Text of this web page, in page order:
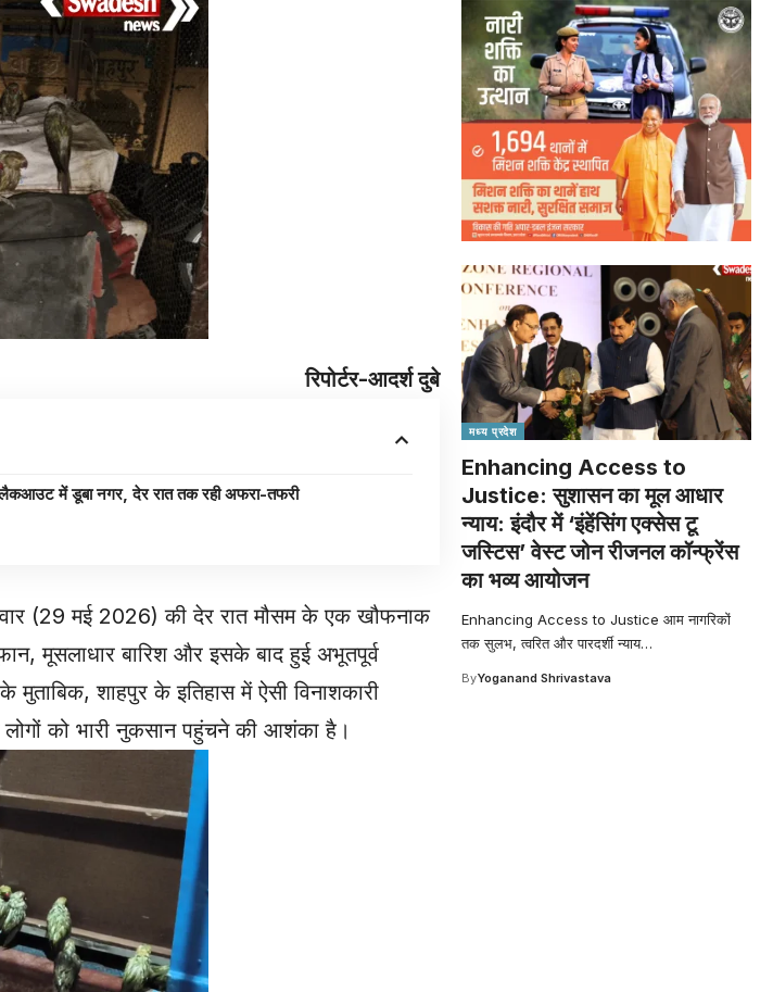
रिपोर्टर-आदर्श दुबे
में डूबा नगर, देर रात तक रही अफरा-तफरी
(29 मई 2026) की देर रात मौसम के एक खौफनाक
मूसलाधार बारिश और इसके बाद हुई अभूतपूर्व
शाहपुर के इतिहास में ऐसी विनाशकारी
को भारी नुकसान पहुंचने की आशंका है।
मध्य प्रदेश
Enhancing Access to
Justice: सुशासन का मूल आधार
न्याय: इंदौर में ‘इंहेंसिंग एक्सेस टू
जस्टिस’ वेस्ट जोन रीजनल कॉन्फ्रेंस
का भव्य आयोजन
Enhancing Access to Justice आम नागरिकों
तक सुलभ, त्वरित और पारदर्शी न्याय…
ByYoganand Shrivastava